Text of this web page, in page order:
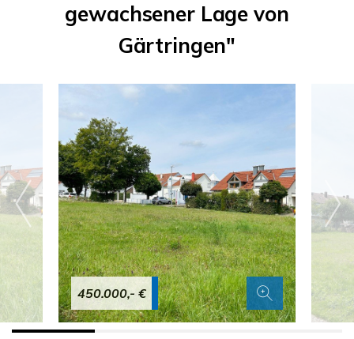
gewachsener Lage von
Gärtringen"
450.000,- €